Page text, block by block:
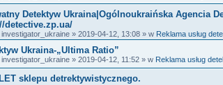
Detektyw Ukraina|Ogólnoukraińska Agencia
detective.zp.ua/
investigator_ukraine » 2019-04-12, 13:08 » w Reklama usług
Ukraina-„Ultima Ratio”
investigator_ukraine » 2019-04-12, 11:52 » w Reklama usług
sklepu detrektywistycznego.